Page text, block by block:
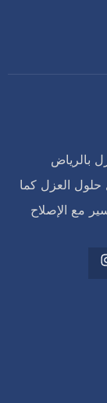
بالرياض
حلول العزل كما
مع الإصلاح